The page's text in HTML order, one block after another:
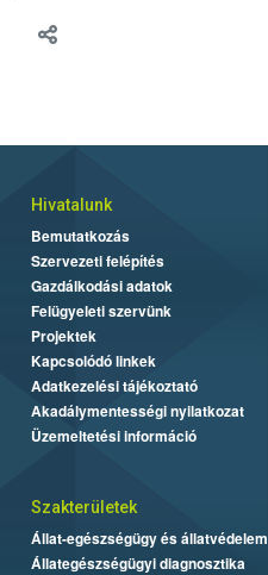
Hivatalunk
Bemutatkozás
Szervezeti felépítés
Gazdálkodási adatok
Felügyeleti szervünk
Projektek
Kapcsolódó linkek
Adatkezelési tájékoztató
Akadálymentességi nyilatkozat
Üzemeltetési információ
Szakterületek
Állat-egészségügy és állatvédelem
Állategészségügyi diagnosztika